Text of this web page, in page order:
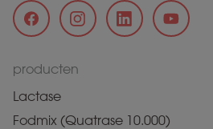
producten
Lactase
Fodmix (Quatrase 10.000)